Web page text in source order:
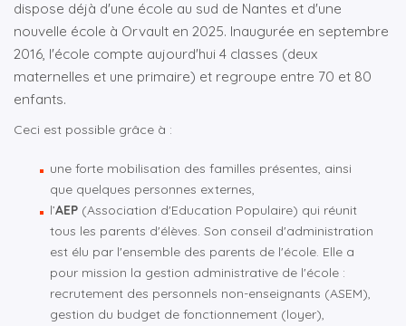
dispose déjà d'une école au sud de Nantes et d'une
nouvelle école à Orvault en 2025. Inaugurée en septembre
2016, l'école compte aujourd'hui 4 classes (deux
maternelles et une primaire) et regroupe entre 70 et 80
enfants.
Ceci est possible grâce à :
une forte mobilisation des familles présentes, ainsi
que quelques personnes externes,
l’AEP (Association d'Education Populaire) qui réunit
tous les parents d'élèves. Son conseil d'administration
est élu par l'ensemble des parents de l'école. Elle a
pour mission la gestion administrative de l'école :
recrutement des personnels non-enseignants (ASEM),
gestion du budget de fonctionnement (loyer),